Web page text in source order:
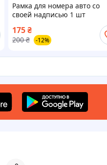
Рамка для номера авто со
своей надписью 1 шт
175 ₴
200 ₴ -12%